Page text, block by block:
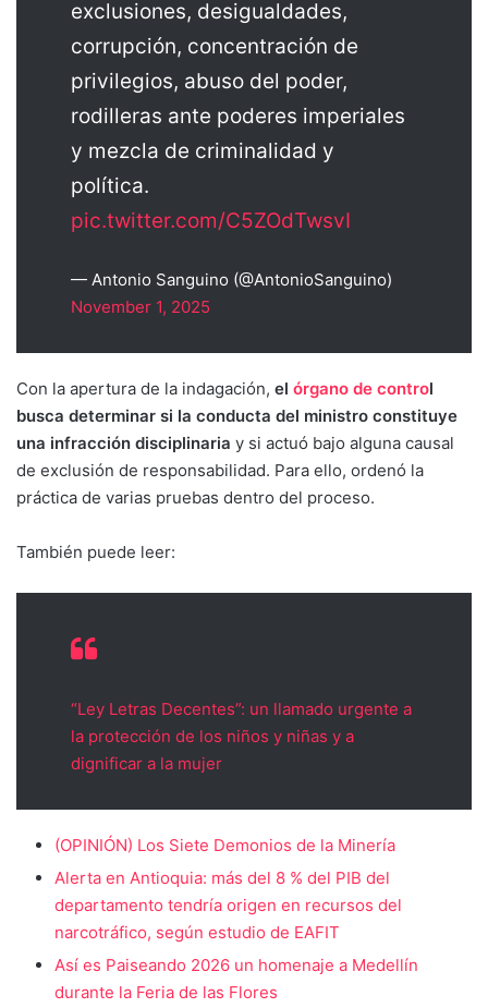
exclusiones, desigualdades,
corrupción, concentración de
privilegios, abuso del poder,
rodilleras ante poderes imperiales
y mezcla de criminalidad y
política.
pic.twitter.com/C5ZOdTwsvI
— Antonio Sanguino (@AntonioSanguino)
November 1, 2025
Con la apertura de la indagación, el órgano de control
busca determinar si la conducta del ministro constituye
una infracción disciplinaria y si actuó bajo alguna causal
de exclusión de responsabilidad. Para ello, ordenó la
práctica de varias pruebas dentro del proceso.
También puede leer:
“Ley Letras Decentes”: un llamado urgente a
la protección de los niños y niñas y a
dignificar a la mujer
(OPINIÓN) Los Siete Demonios de la Minería
Alerta en Antioquia: más del 8 % del PIB del
departamento tendría origen en recursos del
narcotráfico, según estudio de EAFIT
Así es Paiseando 2026 un homenaje a Medellín
durante la Feria de las Flores